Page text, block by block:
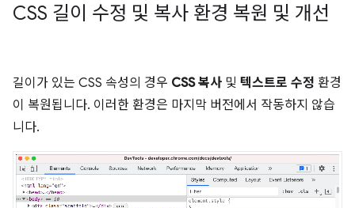
CSS 길이 수정 및 복사 환경 복원 및 개선
길이가 있는 CSS 속성의 경우 CSS 복사 및 텍스트로 수정 환경
이 복원됩니다. 이러한 환경은 마지막 버전에서 작동하지 않습
니다.